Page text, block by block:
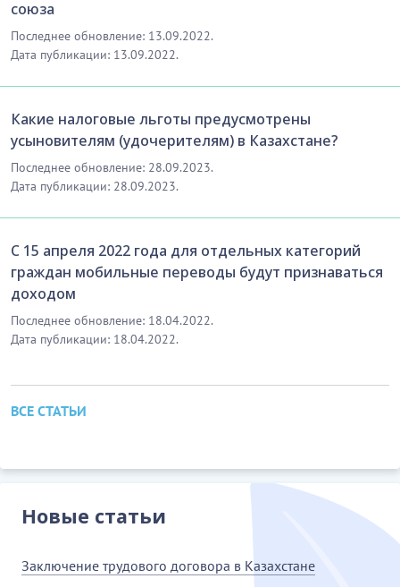
союза
Последнее обновление: 13.09.2022.
Дата публикации: 13.09.2022.
Какие налоговые льготы предусмотрены
усыновителям (удочерителям) в Казахстане?
Последнее обновление: 28.09.2023.
Дата публикации: 28.09.2023.
С 15 апреля 2022 года для отдельных категорий
граждан мобильные переводы будут признаваться
доходом
Последнее обновление: 18.04.2022.
Дата публикации: 18.04.2022.
ВСЕ СТАТЬИ
Новые статьи
Заключение трудового договора в Казахстане